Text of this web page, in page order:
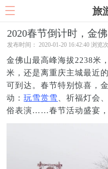
旅
2020春节倒计时，金
发布时间： 2020-01-20 16:42:40 浏览
金佛山最高峰海拔2238米
米，还是离重庆主城最近
可到达。春节特别惊喜，
动：玩雪赏雪
、祈福灯会
俗表演……春节活动盛宴，